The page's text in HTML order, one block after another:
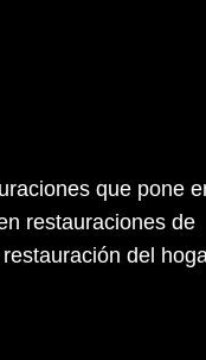
que pone
restauraciones de
del